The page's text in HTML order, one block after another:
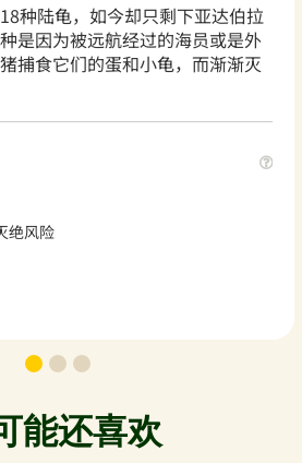
种陆龟，如今却只剩下亚达伯拉
是因为被远航经过的海员或是外
捕食它们的蛋和小龟，而渐渐灭
绝风险
能还喜欢